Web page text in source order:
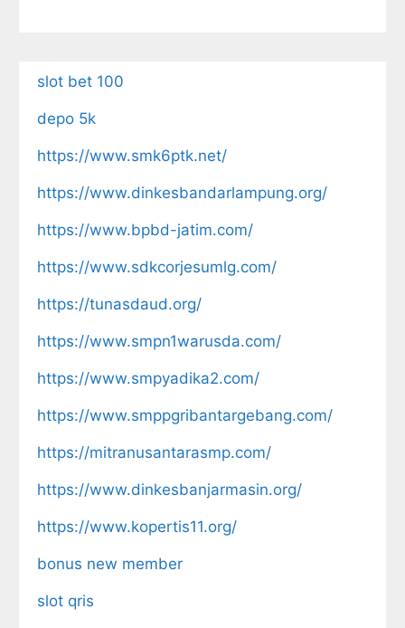
slot bet 100
depo 5k
https://www.smk6ptk.net/
https://www.dinkesbandarlampung.org/
https://www.bpbd-jatim.com/
https://www.sdkcorjesumlg.com/
https://tunasdaud.org/
https://www.smpn1warusda.com/
https://www.smpyadika2.com/
https://www.smppgribantargebang.com/
https://mitranusantarasmp.com/
https://www.dinkesbanjarmasin.org/
https://www.kopertis11.org/
bonus new member
slot qris